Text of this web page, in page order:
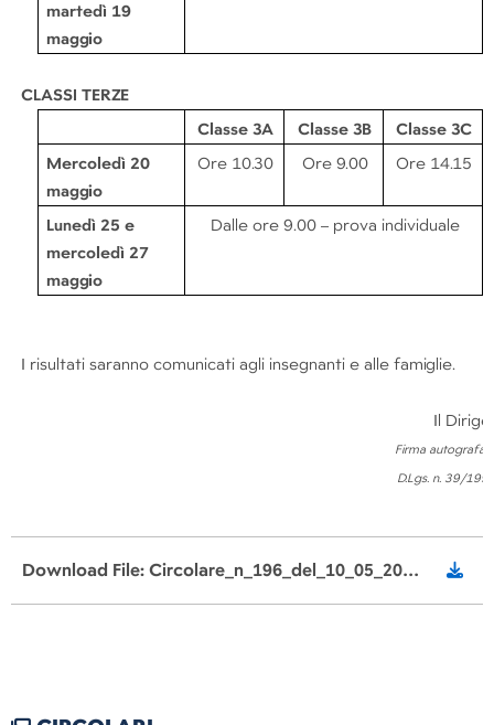
martedì 19
maggio
CLASSI TERZE
Classe 3A Classe 3B Classe 3C
Mercoledì 20
maggio
Ore 10.30 Ore 9.00 Ore 14.15
Lunedì 25 e
mercoledì 27
maggio
Dalle ore 9.00 – prova individuale
I risultati saranno comunicati agli insegnanti e alle famiglie.
Il
Firma autografa
D.Lgs. n. 39/
Download File: Circolare_n_196_del_10_05_2025_Screening_Scuola_Primaria_di_Lesmo.pdf